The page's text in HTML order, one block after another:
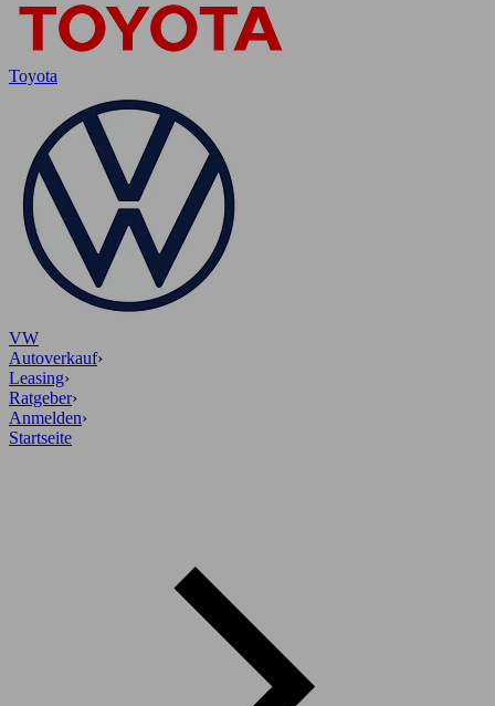
Toyota
VW
Autoverkauf›
Leasing›
Ratgeber›
Anmelden›
Startseite